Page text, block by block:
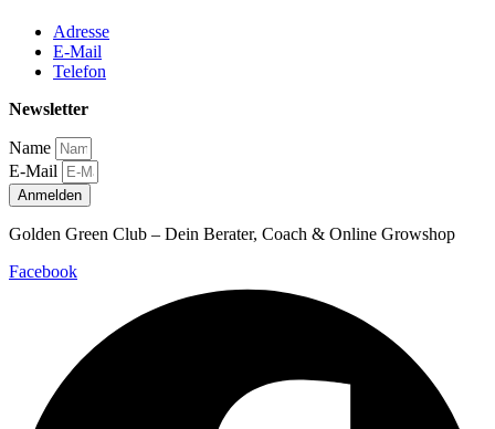
Adresse
E-Mail
Telefon
Newsletter
Name
E-Mail
Anmelden
Golden Green Club – Dein Berater, Coach & Online Growshop
Facebook